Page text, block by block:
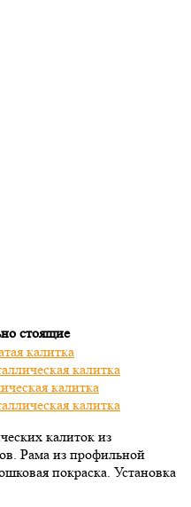
стоящие
калиток из
Рама из профильной
покраска. Установка